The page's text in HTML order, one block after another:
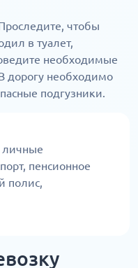
чтобы
в туалет,
необходимые
дорогу необходимо
подгузники.
личные
пенсионное
полис,